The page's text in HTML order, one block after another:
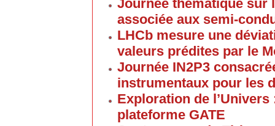
Journée thématique sur
associée aux semi-
LHCb mesure une
valeurs prédites par le
Journée IN2P3
instrumentaux pour les
Exploration de
plateforme GATE